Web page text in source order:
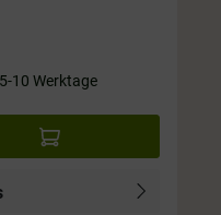
10 Werktage